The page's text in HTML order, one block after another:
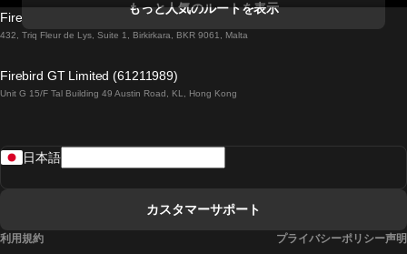
ダブリンからゴールウェイまでの列車
ローマからナポリまでの列車
もっと人気のルートを表示
Firebird GT Limited (OC 1451)
432, Triq Fleur de Lys, Suite 1, Birkirkara, BKR 9061, Malta
Firebird GT Limited (61211989)
Unit G 15/F Tal Building 49 Austin Road, KL, Hong Kong
日本語
カスタマーサポート
利用規約 プライバシーポリシー声明